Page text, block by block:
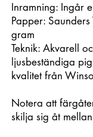
Inramning: Ingår
Papper:
gram
Teknik: Akvarell
ljusbeständiga
kvalitet från
Notera att
skilja sig åt